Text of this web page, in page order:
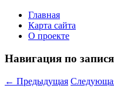
Главная
Карта сайта
О проекте
Навигация по
← Предыдущая